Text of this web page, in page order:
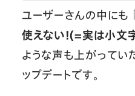
ユーザーさんの中にも
使えない！(=実は小文
ような声も上がってい
ップデートです。